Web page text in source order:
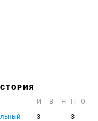
И В Н П
О
3 - - 3 -